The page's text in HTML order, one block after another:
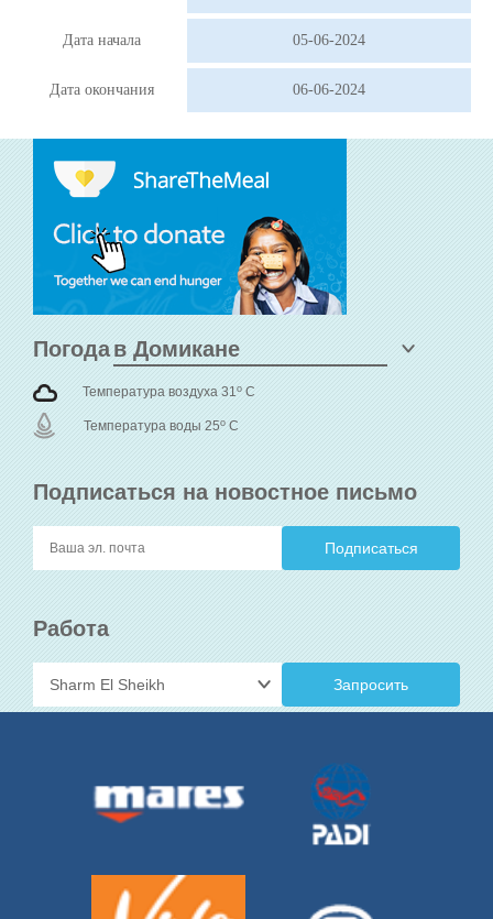
Дата начала 05-06-2024
Дата окончания 06-06-2024
Подписаться на новостное письмо
Работа
Запросить
Погода
Температура воздуха 31o C
Температура воды 25o C